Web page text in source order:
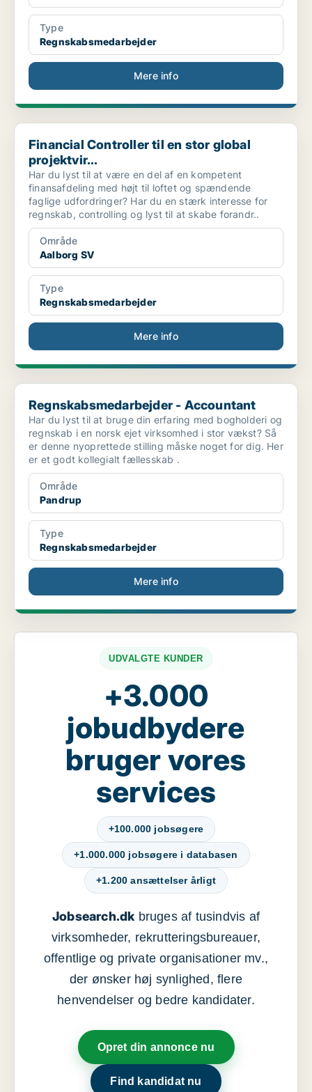
Type
Regnskabsmedarbejder
Mere info
Financial Controller til en stor global projektvir...
Financial Controller til en stor global
projektvir...
Har du lyst til at være en del af en kompetent
finansafdeling med højt til loftet og spændende
faglige udfordringer? Har du en stærk interesse for
regnskab, controlling og lyst til at skabe forandr..
Område
Aalborg SV
Type
Regnskabsmedarbejder
Mere info
Regnskabsmedarbejder - Accountant
Regnskabsmedarbejder - Accountant
Har du lyst til at bruge din erfaring med bogholderi og
regnskab i en norsk ejet virksomhed i stor vækst? Så
er denne nyoprettede stilling måske noget for dig. Her
er et godt kollegialt fællesskab .
Område
Pandrup
Type
Regnskabsmedarbejder
Mere info
UDVALGTE KUNDER
+3.000
jobudbydere
bruger vores
services
+100.000 jobsøgere
+1.000.000 jobsøgere i databasen
+1.200 ansættelser årligt
Jobsearch.dkbruges af tusindvis af
virksomheder, rekrutteringsbureauer,
offentlige og private organisationer mv.,
der ønsker høj synlighed, flere
henvendelser og bedre kandidater.
Opret din annonce nu
Find kandidat nu